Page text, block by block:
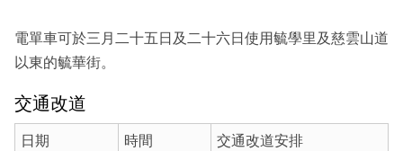
電單車可於三月二十五日及二十六日使用毓學里及慈雲山道
以東的毓華街。
交通改道
日期 時間 交通改道安排